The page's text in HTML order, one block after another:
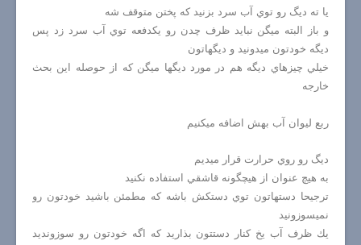
يا ته ديگ رو توي آب سرد بزنيد كه پختن متوقف شه
و باز البته ميگن نبايد ظرف چدن رو يكدفعه توي آب سرد زد پس
ديگه خودتون ميدونيد و ديگهاتون
خيلي چيزهاي ديگه هم در مورد ديگها ميگن كه از حوصله اين بحث
خارجه
ربع ليوان آب بهش اضافه ميكنيم
ديگ رو روي حرارت قرار ميديم
به هيچ عنوان از هيچگونه قاشقي استفاده نكنيد
ترجيحا دستهاتون توي دستكش باشه كه مطمئن باشيد خودتون رو
نميسوزونيد
يك ظرف آب يخ كنار دستتون بذاريد كه اگه خودتون رو سوزونديد